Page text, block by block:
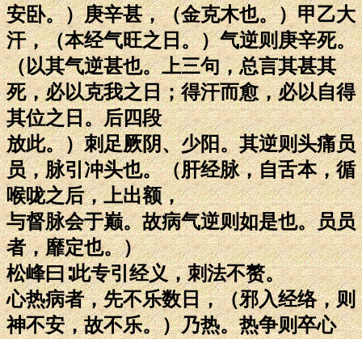
安卧。）庚辛甚，（金克木也。）甲乙大
汗，（本经气旺之日。）气逆则庚辛死。
（以其气逆甚也。上三句，总言其甚其
死，必以克我之日；得汗而愈，必以自得
其位之日。后四段
放此。）刺足厥阴、少阳。其逆则头痛员
员，脉引冲头也。（肝经脉，自舌本，循
喉咙之后，上出额，
与督脉会于巅。故病气逆则如是也。员员
者，靡定也。）
松峰曰∶此专引经义，刺法不赘。
心热病者，先不乐数日，（邪入经络，则
神不安，故不乐。）乃热。热争则卒心